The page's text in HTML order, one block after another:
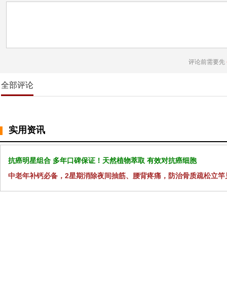
评论前需要先
全部评论
实用资讯
抗癌明星组合 多年口碑保证！天然植物萃取 有效对抗癌细胞
中老年补钙必备，2星期消除夜间抽筋、腰背疼痛，防治骨质疏松立竿